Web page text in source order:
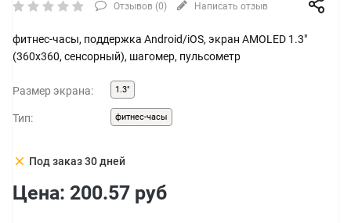
Отзывов (0) Написать отзыв
фитнес-часы, поддержка Android/iOS, экран AMOLED 1.3"
(360x360, сенсорный), шагомер, пульсометр
Размер экрана: 1.3"
Тип: фитнес-часы
clear Под заказ 30 дней
Цена: 200.57 руб